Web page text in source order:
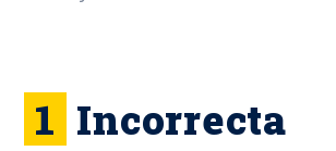
1 Incorrecta